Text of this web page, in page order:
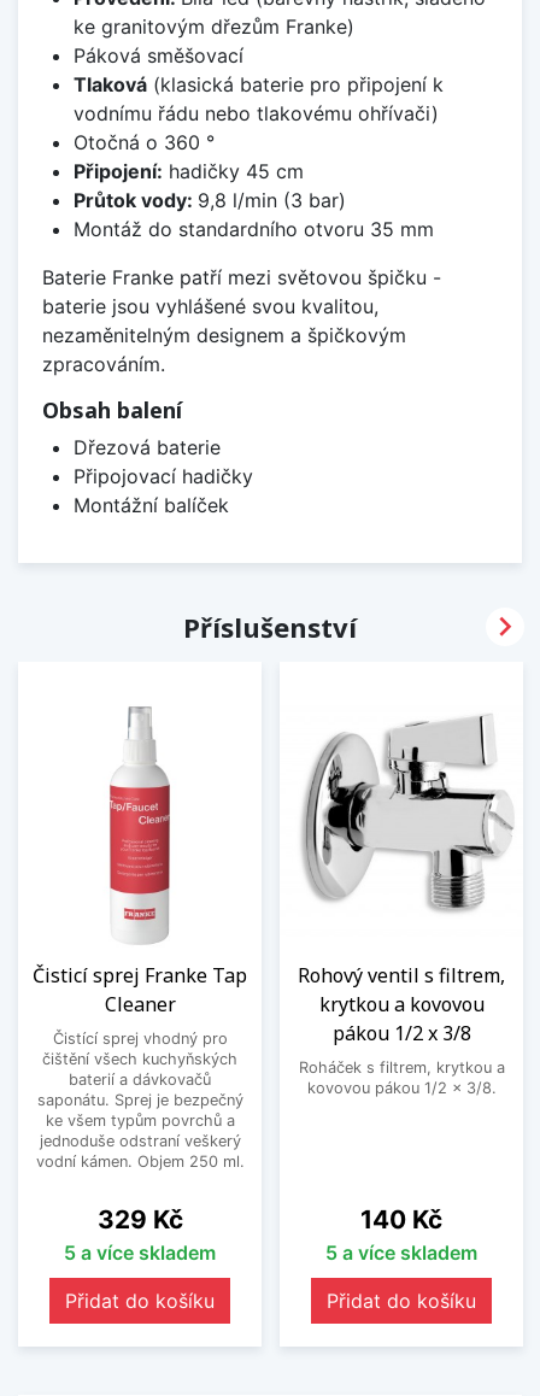
ke granitovým dřezům Franke)
Páková směšovací
Tlaková(klasická baterie pro připojení k
vodnímu řádu nebo tlakovému ohřívači)
Otočná o 360 °
Připojení: hadičky 45 cm
Průtok vody: 9,8 l/min (3 bar)
Montáž do standardního otvoru 35 mm
Baterie Franke patří mezi světovou špičku -
baterie jsou vyhlášené svou kvalitou,
nezaměnitelným designem a špičkovým
zpracováním.
Obsah balení
Dřezová baterie
Připojovací hadičky
Montážní balíček
Příslušenství
Čisticí sprej Franke Tap
Cleaner
Čistící sprej vhodný pro
čištění všech kuchyňských
baterií a dávkovačů
saponátu. Sprej je bezpečný
ke všem typům povrchů a
jednoduše odstraní veškerý
vodní kámen. Objem 250 ml.
Cena
329 Kč
5 a více skladem
Přidat do košíku
Rohový ventil s filtrem,
krytkou a kovovou
pákou 1/2 x 3/8
Roháček s filtrem, krytkou a
kovovou pákou 1/2 x 3/8.
Cena
140 Kč
5 a více skladem
Přidat do košíku
